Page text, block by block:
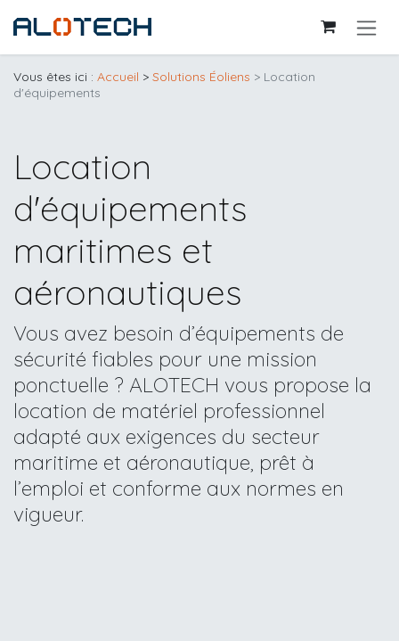
Vous êtes ici : Accueil > Solutions Éoliens > Location
d'équipements
Location
d'équipements
maritimes et
aéronautiques
Vous avez besoin d’équipements de
sécurité fiables pour une mission
ponctuelle ? ALOTECH vous propose la
location de matériel professionnel
adapté aux exigences du secteur
maritime et aéronautique, prêt à
l’emploi et conforme aux normes en
vigueur.